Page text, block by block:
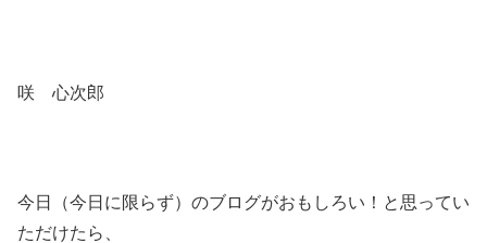
咲 心次郎
今日（今日に限らず）のブログがおもしろい！と思ってい
ただけたら、